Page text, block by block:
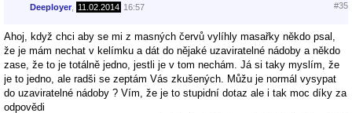
Deeployer 11.02.2014 16:57 #35
Ahoj, když chci aby se mi z masných červů vylíhly masařky někdo psal,
že je mám nechat v kelímku a dát do nějaké uzaviratelné nádoby a někdo
zase, že to je totálně jedno, jestli je v tom nechám. Já si taky myslím, že
je to jedno, ale radši se zeptám Vás zkušených. Můžu je normál vysypat
do uzaviratelné nádoby ? Vím, že je to stupidní dotaz ale i tak moc díky za
odpovědi